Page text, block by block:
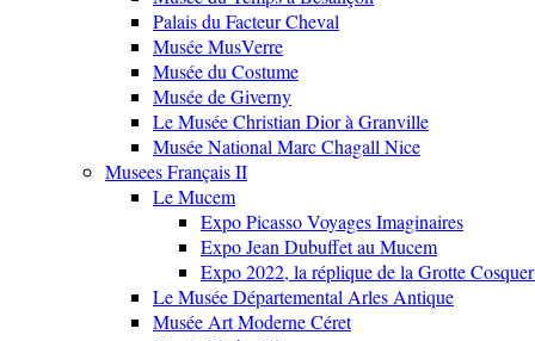
Palais du Facteur Cheval
Musée MusVerre
Musée du Costume
Musée de Giverny
Le Musée Christian Dior à Granville
Musée National Marc Chagall Nice
Musees Français II
Le Mucem
Expo Picasso Voyages Imaginaires
Expo Jean Dubuffet au Mucem
Expo 2022, la réplique de la Grotte
Le Musée Départemental Arles Antique
Musée Art Moderne Céret